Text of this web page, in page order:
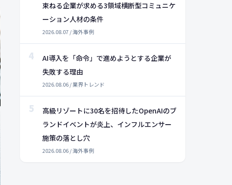
束ねる企業が求める3領域横断型コミュニケ
ーション人材の条件
2026.08.07 / 海外事例
4
AI導入を「命令」で進めようとする企業が
失敗する理由
2026.08.06 / 業界トレンド
5
高級リゾートに30名を招待したOpenAIのブ
ランドイベントが炎上、インフルエンサー
施策の落とし穴
2026.08.06 / 海外事例